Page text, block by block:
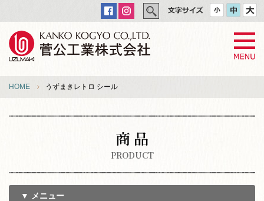
HOME うずまきレトロ シール
商 品
PRODUCT
▼ メニュー